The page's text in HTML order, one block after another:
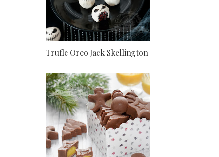
Trufle Oreo Jack Skellington